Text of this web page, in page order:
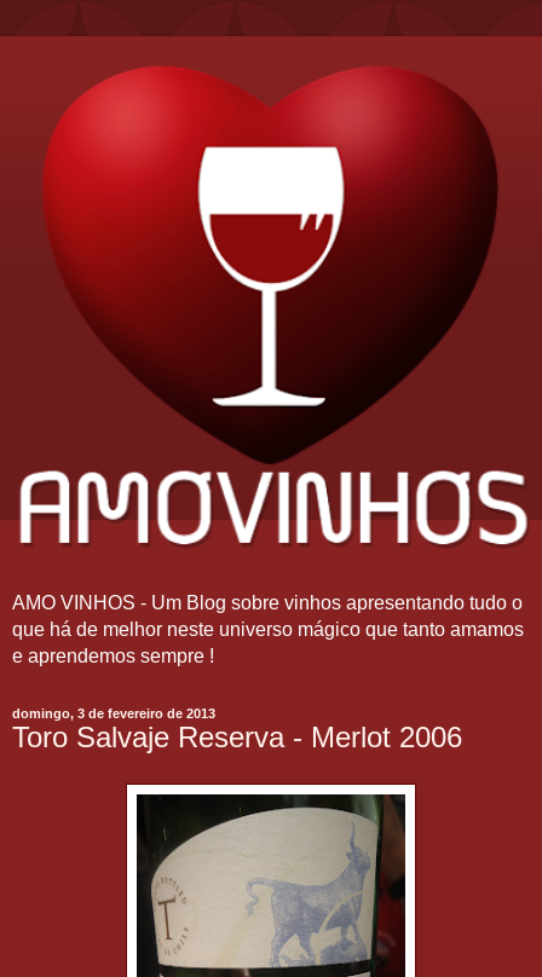
AMO VINHOS - Um Blog sobre vinhos apresentando tudo o
que há de melhor neste universo mágico que tanto amamos
e aprendemos sempre !
domingo, 3 de fevereiro de 2013
Toro Salvaje Reserva - Merlot 2006